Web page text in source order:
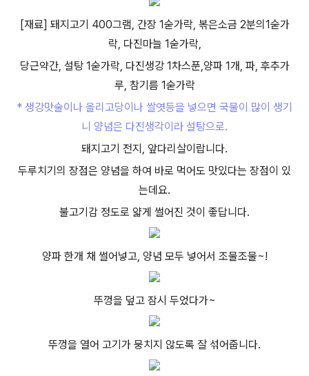
[재료] 돼지고기 400그램, 간장 1숟가락, 볶은소금 2분의1숟가
락, 다진마늘 1숟가락,
당근약간, 설탕 1숟가락, 다진생강 1차스푼,양파 1개, 파, 후추가
루, 참기름 1숟가락
* 생강맛술이나 올리고당이나 쌀엿등을 넣으면 국물이 많이 생기
니 양념은 다진생각이라 설탕으로.
돼지고기 전지, 앞다리살이랍니다.
두루치기의 장점은 양념을 하여 바로 먹어도 맛있다는 장점이 있
는데요.
불고기감 정도로 얇게 썰어진 것이 좋답니다.
양파 한개 채 썰어넣고, 양념 모두 넣어서 조물조물~!
뚜껑을 덮고 잠시 두었다가~
뚜껑을 열어 고기가 뭉치지 않도록 잘 섞어줍니다.